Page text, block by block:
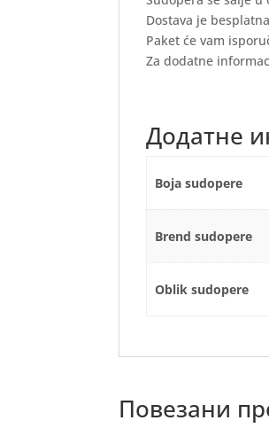
Dostava je
Paket će vam
Za dodatne
Додатне
Boja sudopere
Brend sudopere
Oblik sudopere
Повезани